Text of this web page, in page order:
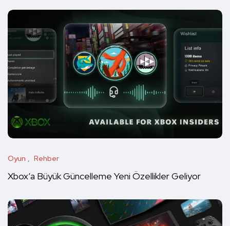
Oyun Rehber
Xbox’a Büyük Güncelleme Yeni Özellikler Geliyor